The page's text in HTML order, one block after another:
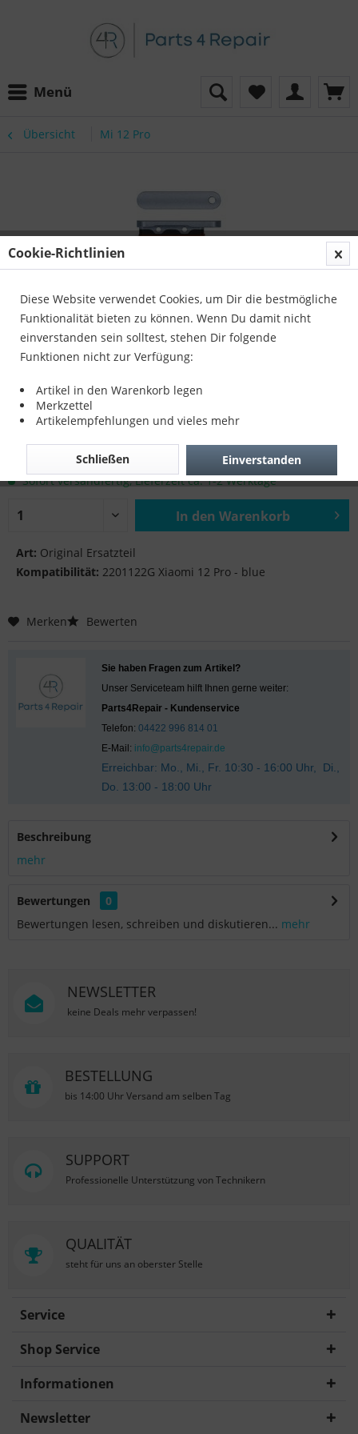
Menü
Übersicht Mi 12 Pro
blue
10,90 € *
zzgl. Versandkosten
Sofort versandfertig, Lieferzeit ca. 1-2 Werktage
In den Warenkorb
Art: Original Ersatzteil
Kompatibilität: 2201122G Xiaomi 12 Pro - blue
Merken Bewerten
Sie haben Fragen zum Artikel?
Unser Serviceteam hilft Ihnen gerne weiter:
Parts4Repair - Kundenservice
Telefon: 04422 996 814 01
E-Mail: info@parts4repair.de
Erreichbar: Mo., Mi., Fr. 10:30 - 16:00 Uhr, Di.,
Do. 13:00 - 18:00 Uhr
Beschreibung
mehr
Bewertungen
0
Bewertungen lesen, schreiben und diskutieren... mehr
NEWSLETTER
keine Deals mehr verpassen!
BESTELLUNG
bis 14:00 Uhr Versand am selben Tag
SUPPORT
Professionelle Unterstützung von Technikern
QUALITÄT
steht für uns an oberster Stelle
Service
Shop Service
Informationen
Newsletter
Cookie-Richtlinien
Diese Website verwendet Cookies, um Dir die bestmögliche
Funktionalität bieten zu können. Wenn Du damit nicht
einverstanden sein solltest, stehen Dir folgende
Funktionen nicht zur Verfügung:
Artikel in den Warenkorb legen
Merkzettel
Artikelempfehlungen und vieles mehr
Einverstanden
Schließen